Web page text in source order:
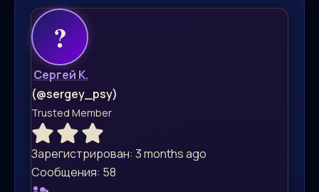
Сергей К.
(@sergey_psy)
Trusted Member
Зарегистрирован: 3 months ago
Сообщения: 58